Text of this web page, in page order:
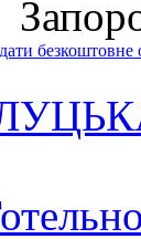
безкоштовне